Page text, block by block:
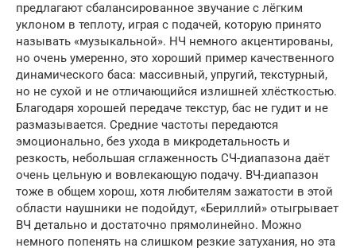
предлагают сбалансированное звучание с лёгким
уклоном в теплоту, играя с подачей, которую принято
называть «музыкальной». НЧ немного акцентированы,
но очень умеренно, это хороший пример качественного
динамического баса: массивный, упругий, текстурный,
но не сухой и не отличающийся излишней хлёсткостью.
Благодаря хорошей передаче текстур, бас не гудит и не
размазывается. Средние частоты передаются
эмоционально, без ухода в микродетальность и
резкость, небольшая сглаженность СЧ-диапазона даёт
очень цельную и вовлекающую подачу. ВЧ-диапазон
тоже в общем хорош, хотя любителям зажатости в этой
области наушники не подойдут, «Бериллий» отыгрывает
ВЧ детально и достаточно прямолинейно. Можно
немного попенять на слишком резкие затухания, но эта